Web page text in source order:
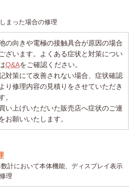
まった場合の修理
の向きや電極の接触具合が原因の場合
ざいます。よくある症状と対策につい
Q&Aをご確認ください。
記対策にて改善されない場合、症状確認
り修理内容の見積りをさせていただき
。
い上げいただいた販売店へ症状のご連
お願いいたします。
計において本体機能、ディスプレイ表示
理